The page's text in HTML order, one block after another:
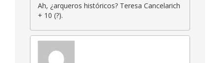
Ah, ¿arqueros históricos? Teresa Cancelarich
+ 10 (?).